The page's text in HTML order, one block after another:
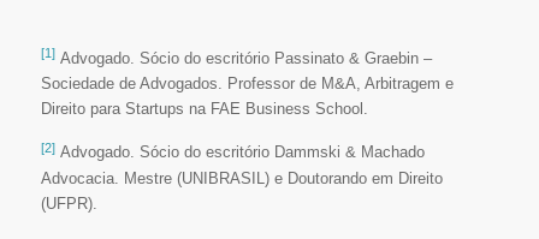
[1]Advogado. Sócio do escritório Passinato & Graebin –
Sociedade de Advogados. Professor de M&A, Arbitragem e
Direito para Startups na FAE Business School.
[2]Advogado. Sócio do escritório Dammski & Machado
Advocacia. Mestre (UNIBRASIL) e Doutorando em Direito
(UFPR).